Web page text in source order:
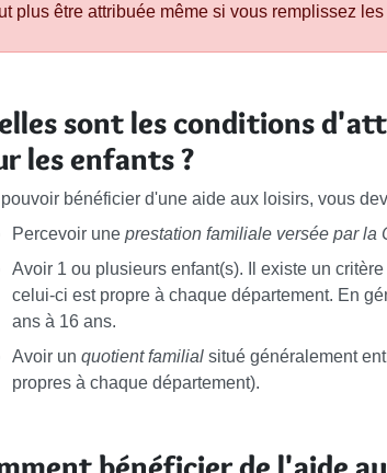
plus être attribuée même si vous remplissez
sont les conditions
les enfants ?
bénéficier d'une aide aux loisirs, vous
Percevoir une prestation familiale versée par la
Avoir 1 ou plusieurs enfant(s). Il existe un
celui-ci est propre à chaque département. En
ans à 16 ans.
Avoir un quotient familial situé généralement
propres à chaque département).